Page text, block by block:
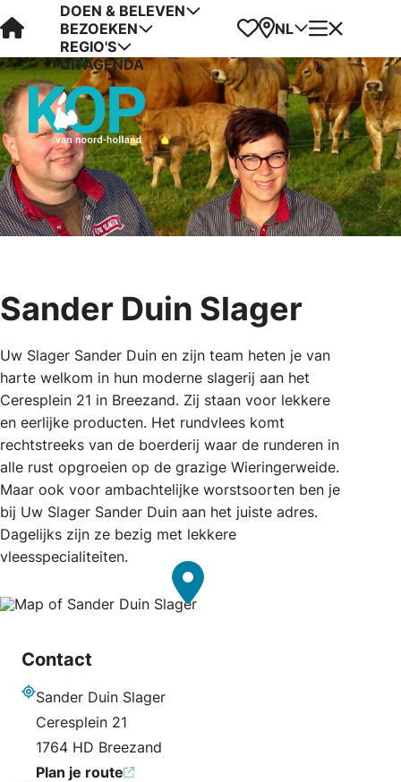
Visit Kop van Holland
DOEN & BELEVEN
BEZOEKEN
REGIO'S
UITAGENDA
Favorieten
Kaart
NL Menu
Sander Duin Slager
Uw Slager Sander Duin en zijn team heten je van
harte welkom in hun moderne slagerij aan het
Ceresplein 21 in Breezand. Zij staan voor lekkere
en eerlijke producten. Het rundvlees komt
rechtstreeks van de boerderij waar de runderen in
alle rust opgroeien op de grazige Wieringerweide.
Maar ook voor ambachtelijke worstsoorten ben je
bij Uw Slager Sander Duin aan het juiste adres.
Dagelijks zijn ze bezig met lekkere
vleesspecialiteiten.
Contact
Sander Duin Slager
Ceresplein 21
1764 HD Breezand
Plan je route